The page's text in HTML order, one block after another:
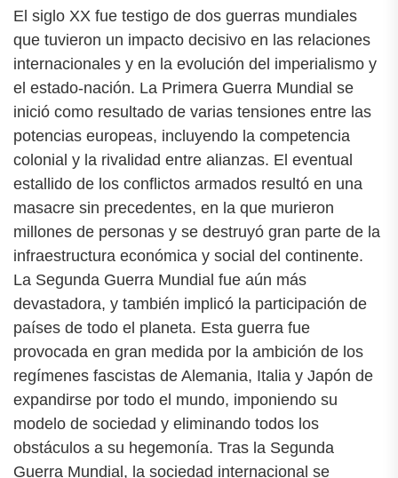
El siglo XX fue testigo de dos guerras mundiales
que tuvieron un impacto decisivo en las relaciones
internacionales y en la evolución del imperialismo y
el estado-nación. La Primera Guerra Mundial se
inició como resultado de varias tensiones entre las
potencias europeas, incluyendo la competencia
colonial y la rivalidad entre alianzas. El eventual
estallido de los conflictos armados resultó en una
masacre sin precedentes, en la que murieron
millones de personas y se destruyó gran parte de la
infraestructura económica y social del continente.
La Segunda Guerra Mundial fue aún más
devastadora, y también implicó la participación de
países de todo el planeta. Esta guerra fue
provocada en gran medida por la ambición de los
regímenes fascistas de Alemania, Italia y Japón de
expandirse por todo el mundo, imponiendo su
modelo de sociedad y eliminando todos los
obstáculos a su hegemonía. Tras la Segunda
Guerra Mundial, la sociedad internacional se